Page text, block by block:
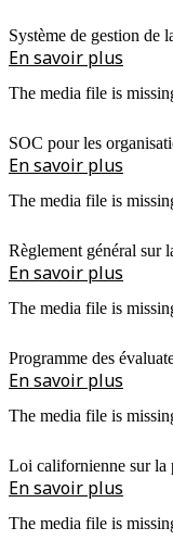
Système de gestion de
En savoir plus
The media file is
SOC pour les
En savoir plus
The media file is
Règlement général sur
En savoir plus
The media file is
Programme des
En savoir plus
The media file is
Loi californienne sur la
En savoir plus
The media file is